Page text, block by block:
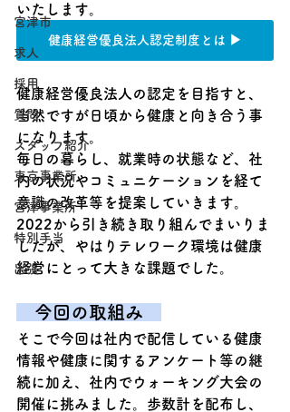
宮津市
求人
採用
質問
スタッフ紹介
東京事業所
宮津事業所
特別手当
出張
いたします。
健康経営優良法人認定制度とは ▶
健康経営優良法人の認定を目指すと、
当然ですが日頃から健康と向き合う事
になります。
毎日の暮らし、就業時の状態など、社
内の状況やコミュニケーションを経て
意識の改革等を提案していきます。
2022から引き続き取り組んでまいりま
したが、やはりテレワーク環境は健康
経営にとって大きな課題でした。
今回の取組み
そこで今回は社内で配信している健康
情報や健康に関するアンケート等の継
続に加え、社内でウォーキング大会の
開催に挑みました。歩数計を配布し、